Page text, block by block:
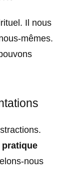
Il nous
mêmes.
pratique
nous